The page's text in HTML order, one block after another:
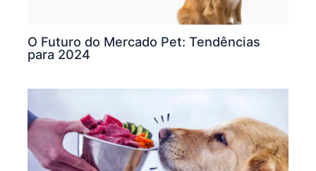
O Futuro do Mercado Pet: Tendências
para 2024